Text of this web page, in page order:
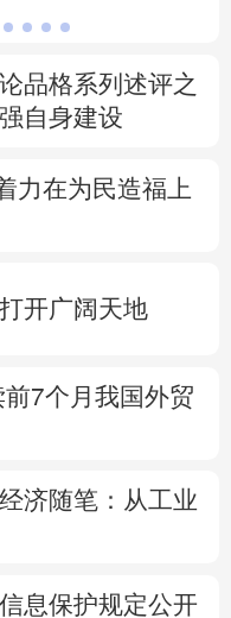
海南
云南 西藏
黑龙江
品格系列述评之
自身建设
力在为民造福上
开广阔天地
7个月我国外贸
济随笔：从工业
息保护规定公开